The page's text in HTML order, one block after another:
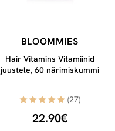
BLOOMMIES
Hair Vitamins Vitamiinid
juustele, 60 närimiskummi
(27)
22.90€